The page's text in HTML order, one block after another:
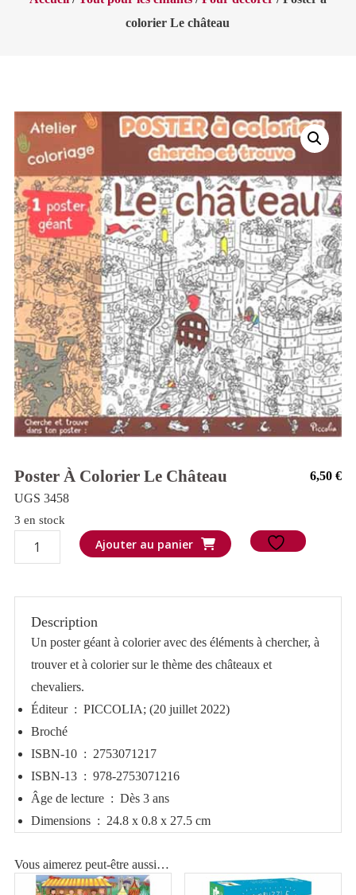
colorier Le château
Poster À Colorier Le Château 6,50€
UGS 3458
3 en stock
quantité
de
colorier
Ajouter au panier
Description
Un poster géant à colorier avec des éléments à chercher, à
trouver et à colorier sur le thème des châteaux et
chevaliers.
Éditeur ‏ : ‎ PICCOLIA; (20 juillet 2022)
ISBN-10 ‏ : ‎ 2753071217
ISBN-13 ‏ : ‎ 978-2753071216
Âge de lecture ‏ : ‎ Dès 3 ans
Dimensions ‏ : ‎ 24.8 x 0.8 x 27.5 cm
Vous aimerez peut-être aussi…